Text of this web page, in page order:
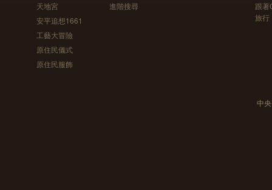
天地宮
安平追想1661
工藝大冒險
原住民儀式
原住民服飾
進階搜尋
跟
旅行
中